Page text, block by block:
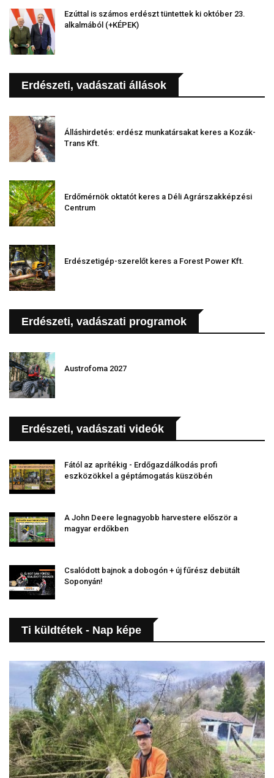
Ezúttal is számos erdészt tüntettek ki október 23.
alkalmából (+KÉPEK)
Erdészeti, vadászati állások
Álláshirdetés: erdész munkatársakat keres a Kozák-
Trans Kft.
Erdőmérnök oktatót keres a Déli Agrárszakképzési
Centrum
Erdészetigép-szerelőt keres a Forest Power Kft.
Erdészeti, vadászati programok
Austrofoma 2027
Erdészeti, vadászati videók
Fától az aprítékig - Erdőgazdálkodás profi
eszközökkel a géptámogatás küszöbén
A John Deere legnagyobb harvestere először a
magyar erdőkben
Csalódott bajnok a dobogón + új fűrész debütált
Soponyán!
Ti küldtétek - Nap képe